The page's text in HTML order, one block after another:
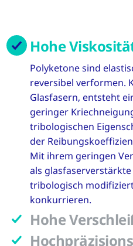
Hohe
Polyketone sind
reversibel verformen.
Glasfasern, entsteht
geringer
tribologischen
der
Mit ihrem geringen
als
tribologisch
konkurrieren.
Hohe